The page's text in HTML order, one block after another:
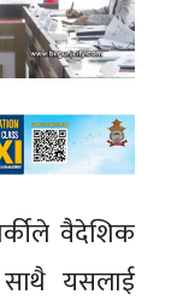
वैदेशिक
साथै यसलाई